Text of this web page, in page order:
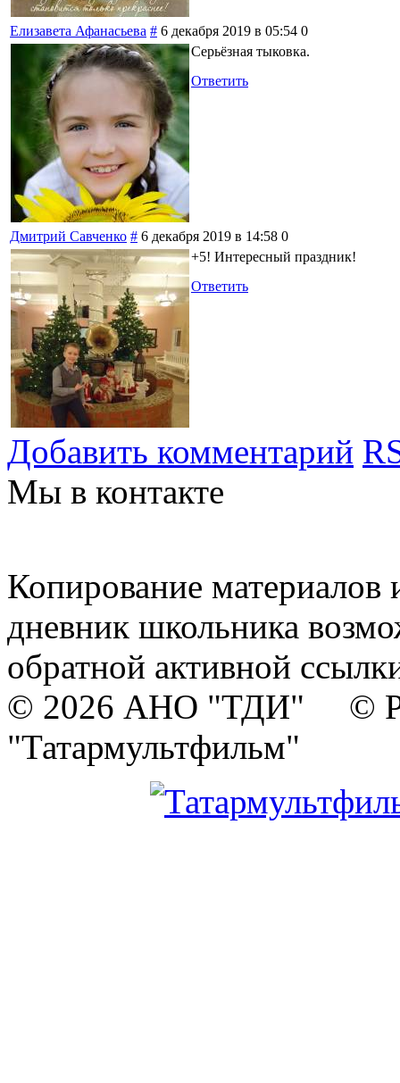
Елизавета Афанасьева # 6 декабря 2019 в 05:54 0
Серьёзная тыковка.
Ответить
Дмитрий Савченко # 6 декабря 2019 в 14:58 0
+5! Интересный праздник!
Ответить
Добавить комментарий
Мы в контакте
Копирование материалов
дневник школьника
обратной активной
© 2026 АНО "ТДИ" ©
"Татармультфильм"